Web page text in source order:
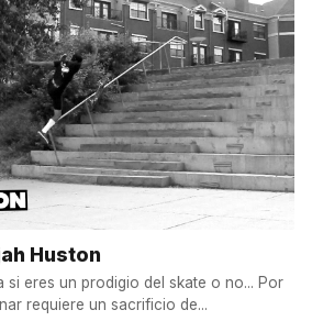
Huston
si eres un prodigio del skate o no... Por
requiere un sacrificio de...